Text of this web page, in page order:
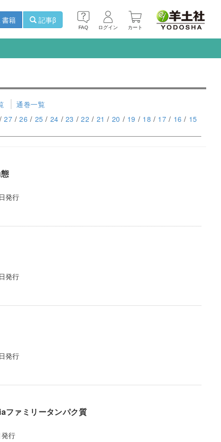
FAQ ログイン カート
書籍 記事β
通巻一覧
/ 27 / 26 / 25 / 24 / 23 / 22 / 21 / 20 / 19 / 18 / 17 / 16 / 15
発行
発行
発行
ァミリータンパク質
行